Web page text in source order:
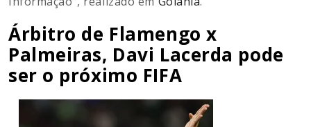
Árbitro de Flamengo x
Palmeiras, Davi Lacerda pode
ser o próximo FIFA